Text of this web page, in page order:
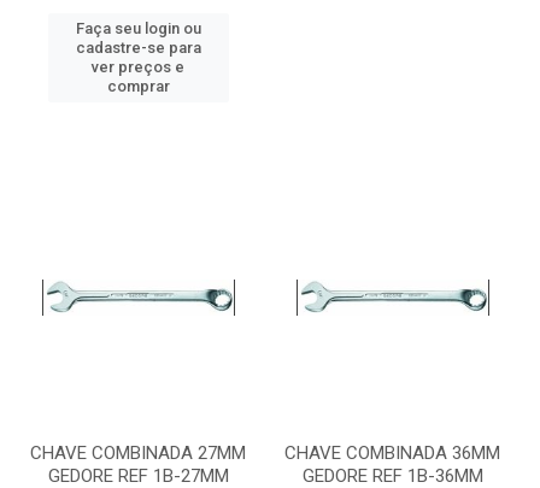
Faça seu login ou
cadastre-se para
ver preços e
comprar
CHAVE COMBINADA 27MM
GEDORE REF 1B-27MM
CHAVE COMBINADA 36MM
GEDORE REF 1B-36MM